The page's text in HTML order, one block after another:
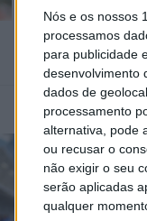
Nós e os nossos
processamos
para publicidade
desenvolvimento
dados de
processamento
alternativa, pode
ou recusar o
não exigir o seu
serão aplicadas
qualquer